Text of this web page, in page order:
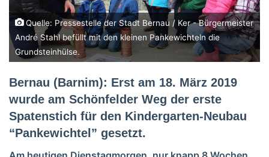
Quelle: Pressestelle der Stadt Bernau / Ker - Bürgermeister
André Stahl befüllt mit den kleinen Pankewichteln die
Grundsteinhülse.
Bernau (Barnim): Erst am 18. März 2019
wurde am Schönfelder Weg der erste
Spatenstich für den Kindergarten-Neubau
“Pankewichtel” gesetzt.